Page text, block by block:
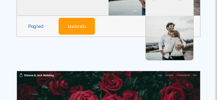
Pogled izabrati